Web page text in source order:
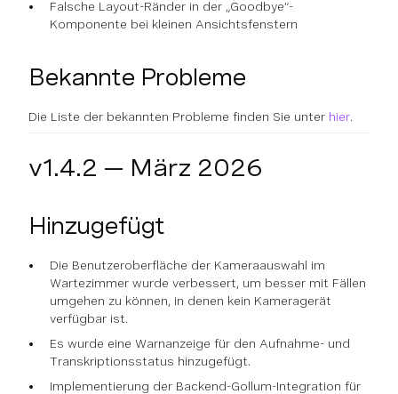
Falsche Layout-Ränder in der „Goodbye“-
Komponente bei kleinen Ansichtsfenstern
Bekannte Probleme
Die Liste der bekannten Probleme finden Sie unter hier.
v1.4.2 — März 2026
Hinzugefügt
Die Benutzeroberfläche der Kameraauswahl im
Wartezimmer wurde verbessert, um besser mit Fällen
umgehen zu können, in denen kein Kameragerät
verfügbar ist.
Es wurde eine Warnanzeige für den Aufnahme- und
Transkriptionsstatus hinzugefügt.
Implementierung der Backend-Gollum-Integration für